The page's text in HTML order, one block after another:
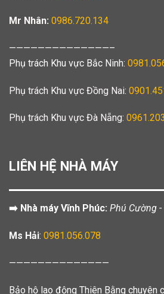
Mr Nhân: 0986.720.134
——————————————–
Phụ trách Khu vực Bắc Ninh:
Phụ trách Khu vực Đồng Nai:
Phụ trách Khu vực Đà Nẵng:
LIÊN HỆ NHÀ MÁY
➡️ Nhà máy Vĩnh Phúc: Phú Cường -
Ms Hải: 0981.056.078
——————————————
Bảo hộ lao động Thiên Bằng chuyên